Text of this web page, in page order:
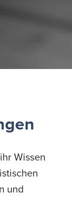
Wissen
und